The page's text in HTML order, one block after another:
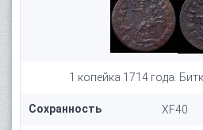
1 копейка 1714 года.
Сохранность XF40